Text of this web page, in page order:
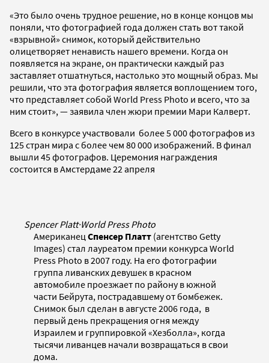
«Это было очень трудное решение, но в конце концов мы
поняли, что фотографией года должен стать вот такой
«взрывной» снимок, который действительно
олицетворяет ненависть нашего времени. Когда он
появляется на экране, он практически каждый раз
заставляет отшатнуться, настолько это мощный образ. Мы
решили, что эта фотография является воплощением того,
что представляет собой World Press Photo и всего, что за
ним стоит», — заявила член жюри премии Мари Калверт.
Всего в конкурсе участвовали более 5 000 фотографов из
125 стран мира с более чем 80 000 изображений. В финал
вышли 45 фотографов. Церемония награждения
состоится в Амстердаме 22 апреля
Spencer Platt·World Press Photo
Американец Спенсер Платт (агентство Getty
Images) стал лауреатом премии конкурса World
Press Photo в 2007 году. На его фотографии
группа ливанских девушек в красном
автомобиле проезжает по району в южной
части Бейрута, пострадавшему от бомбежек.
Снимок был сделан в августе 2006 года, в
первый день прекращения огня между
Израилем и группировкой «Хезболла», когда
тысячи ливанцев начали возвращаться в свои
дома.